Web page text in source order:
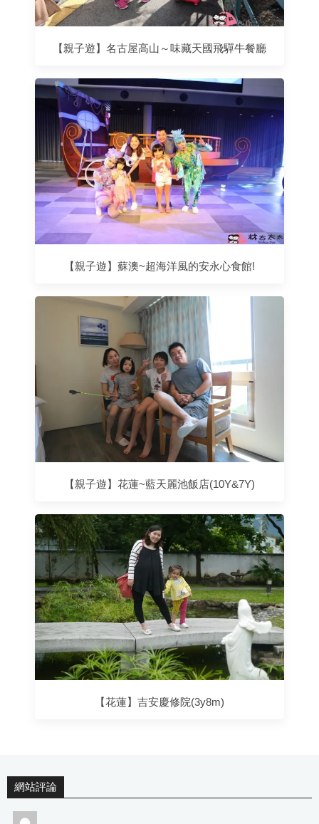
【親子遊】名古屋高山～味藏天國飛驒牛餐廳
【親子遊】蘇澳~超海洋風的安永心食館!
【親子遊】花蓮~藍天麗池飯店(10Y&7Y)
【花蓮】吉安慶修院(3y8m)
網站評論